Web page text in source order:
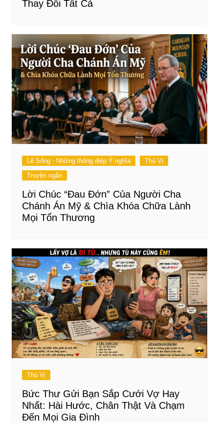
Thay Đổi Tất Cả
Lẽ Sống - Những thông điệp Ý nghĩa
Thú Vị
Truyện ngắn
Lời Chúc “Đau Đớn” Của Người Cha
Chánh Án Mỹ & Chìa Khóa Chữa Lành
Mọi Tổn Thương
Thú Vị
Bức Thư Gửi Bạn Sắp Cưới Vợ Hay
Nhất: Hài Hước, Chân Thật Và Chạm
Đến Mọi Gia Đình